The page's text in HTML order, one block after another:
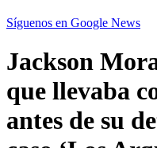
Síguenos en Google News
Jackson
que llevaba
antes de su